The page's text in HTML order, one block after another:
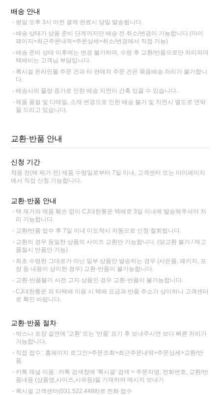
배송 안내
평일 오후 3시 이전 결제 완료시 당일 발송됩니다.
배송 상태가 상품 준비 단계까지만 배송 전 취소/변경이 가능합니다.(마이
페이지>최근주문내역>주문상세>취소/변경에서 직접 가능)
배송 준비 상태 이후에는 변경 불가하며, 수령 후 교환/반품으로만 처리되며
택배비는 고객님 부담입니다.
록시걸 온라인몰 주문 건과 타 판매처 주문 건은 묶음배송 처리가 불가합니
다.
배송사의 물량 증가로 인한 배송 지연이 간혹 있을 수 있습니다.
제품 품절 및 디테일, 소재 변경으로 인한 배송 불가 및 지연시 별도로 연락
을 드리고 있습니다.
교환·반품 안내
신청 기간
착용 전(택 제거 전) 제품 수령일로부터 7일 이내, 고객센터 또는 마이페이지
에서 직접 신청 가능합니다.
교환·반품 안내
택 제거와 제품 훼손 없이 CJ대한통운 택배로 3일 이내에 발송해주셔야 처
리 가능합니다.
교환/반품 접수 후 7일 이내 미도착시 자동으로 신청 철회됩니다.
교환의 경우 동일한 상품의 사이즈 교환만 가능합니다. (맞교환 불가 / 재고
품절시 반품만 가능)
최초 수령한 그대로가 아닌 일부 상품만 발송하는 경우 (사은품, 패키지, 포
장 등 내용이 상이한 경우) 교환·반품이 불가능합니다.
교환·반품불가 사전 고지 상품인 경우 교환·반품이 불가능합니다.
CJ대한통운 외 타택배 이용 시 택배 요금과 반품 주소가 상이하니 고객센터
로 확인 바랍니다.
교환·반품 절차
박스나 포장 겉면에 '교환' 또는 '반품' 표기 후 보내주시면 보다 빠른 처리가
가능합니다.
직접 접수 : 홈페이지 로그인>주문조회>최근주문내역>주문상세>교환/반
품
카톡 채널 이용 : 카톡 검색창에 '록시걸' 검색 > 주문자명, 전화번호, 교환/반
품내용 (상품명,사이즈,사유등)을 기재하여 메시지 보내기
록시걸 고객센터(031.522.4488)로 전화 접수